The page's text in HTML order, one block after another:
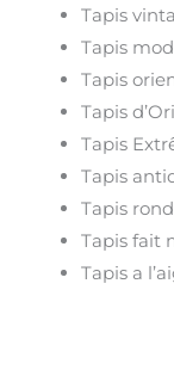
Tapis
Tapis
Tapis
Tapis
Tapis
Tapis
Tapis
Tapis fait
Tapis a